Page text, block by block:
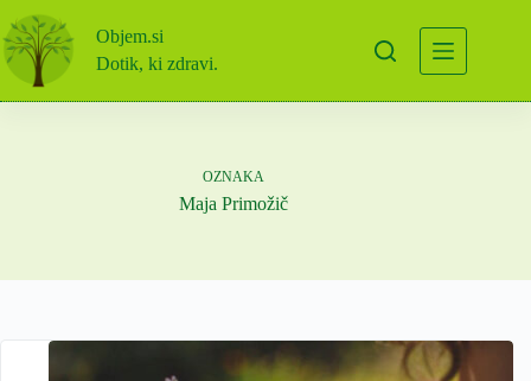
to
content
Objem.si
Dotik, ki zdravi.
OZNAKA
Maja Primožič